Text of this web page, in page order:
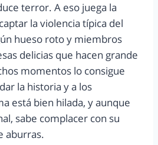
terror. A eso juega la
la violencia típica del
hueso roto y miembros
delicias que hacen grande
momentos lo consigue
la historia y a los
está bien hilada, y aunque
sabe complacer con su
aburras.